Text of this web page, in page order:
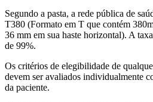
Segundo a pasta, a rede pública de
T380 (Formato em T que contém
36 mm em sua haste horizontal). A
de 99%.
Os critérios de elegibilidade de
devem ser avaliados individualmente
da paciente.